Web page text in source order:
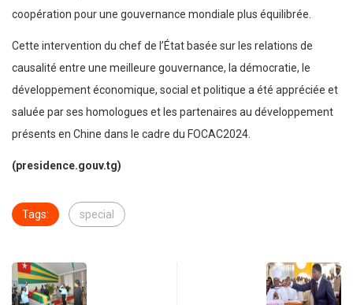
coopération pour une gouvernance mondiale plus équilibrée.
Cette intervention du chef de l’État basée sur les relations de
causalité entre une meilleure gouvernance, la démocratie, le
développement économique, social et politique a été appréciée et
saluée par ses homologues et les partenaires au développement
présents en Chine dans le cadre du FOCAC2024.
(presidence.gouv.tg)
Tags: special